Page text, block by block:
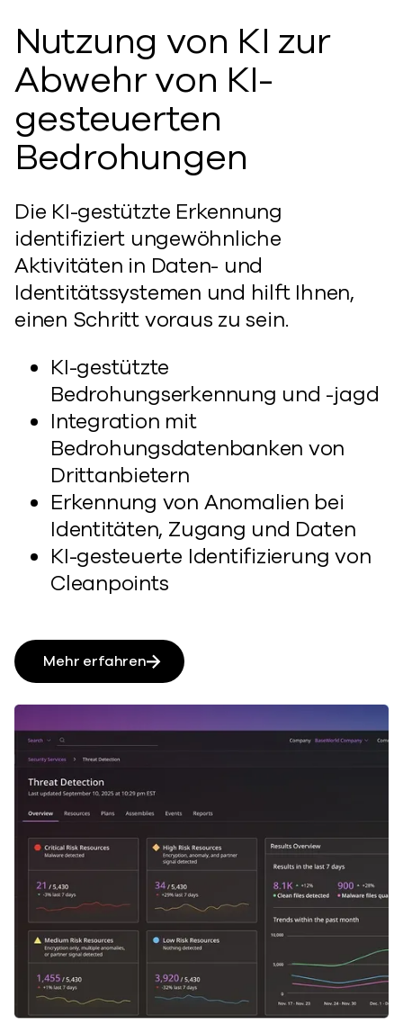
Nutzung von KI zur
Abwehr von KI-
gesteuerten
Bedrohungen
Die KI-gestützte Erkennung
identifiziert ungewöhnliche
Aktivitäten in Daten- und
Identitätssystemen und hilft Ihnen,
einen Schritt voraus zu sein.
KI-gestützte
Bedrohungserkennung und -jagd
Integration mit
Bedrohungsdatenbanken von
Drittanbietern
Erkennung von Anomalien bei
Identitäten, Zugang und Daten
KI-gesteuerte Identifizierung von
Cleanpoints
Mehr erfahren